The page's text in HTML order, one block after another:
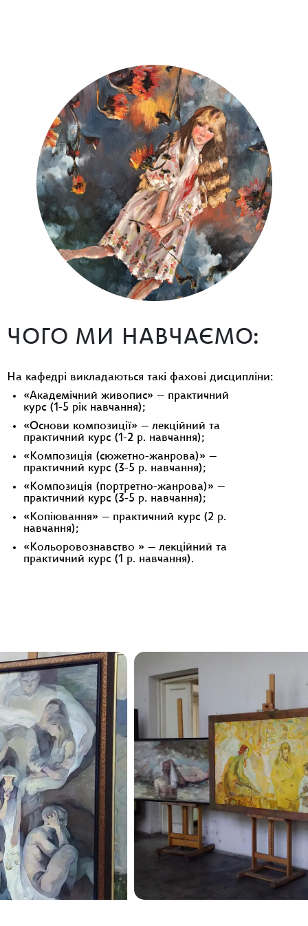
ЧОГО МИ НАВЧАЄМО:
На кафедрі викладаються такі фахові дисципліни:
«Академічний живопис» — практичний
курс (1-5 рік навчання);
«Основи композиції» — лекційний та
практичний курс (1-2 р. навчання);
«Композиція (сюжетно-жанрова)» —
практичний курс (3-5 р. навчання);
«Композиція (портретно-жанрова)» —
практичний курс (3-5 р. навчання);
«Копіювання» — практичний курс (2 р.
навчання);
«Кольоровознавство » — лекційний та
практичний курс (1 р. навчання).